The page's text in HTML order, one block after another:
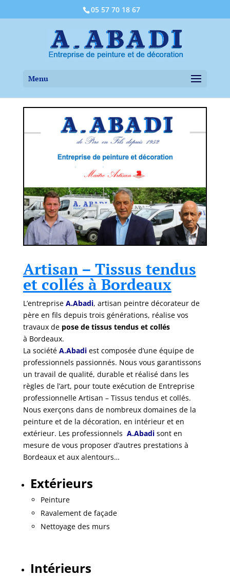
05 57 70 18 67
Artisan – Tissus tendus
et collés à Bordeaux
L’entreprise A.Abadi, artisan peintre décorateur de
père en fils depuis trois générations, réalise vos
travaux de pose de tissus tendus et collés
à Bordeaux.
La société A.Abadiest composée d’une équipe de
professionnels passionnés. Nous vous garantissons
un travail de qualité, durable et réalisé dans les
règles de l’art, pour toute exécution de Entreprise
professionnelle Artisan – Tissus tendus et collés.
Nous exerçons dans de nombreux domaines de la
peinture et de la décoration, en intérieur et en
extérieur. Les professionnels A.Abadisont en
mesure de vous proposer d’autres prestations à
Bordeaux et aux alentours…
Extérieurs
Peinture
Ravalement de façade
Nettoyage des murs
Intérieurs